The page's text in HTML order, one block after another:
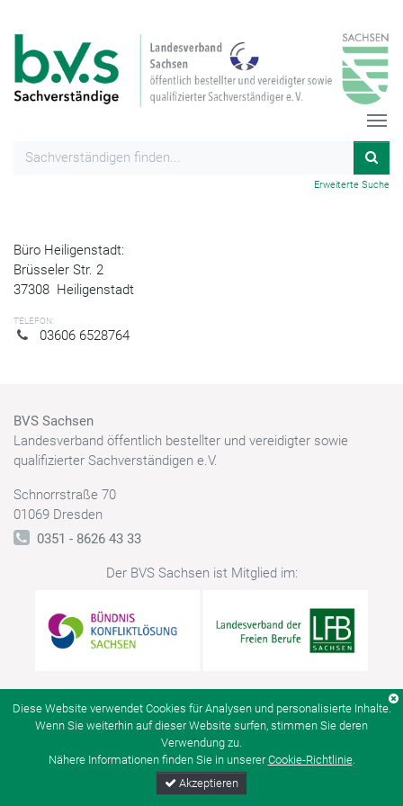
Erweiterte Suche
Büro Heiligenstadt:
Brüsseler Str. 2
37308 Heiligenstadt
TELEFON:
03606 6528764
BVS Sachsen
Landesverband öffentlich bestellter und vereidigter sowie
qualifizierter Sachverständigen e.V.
Schnorrstraße 70
01069 Dresden
0351 - 8626 43 33
Der BVS Sachsen ist Mitglied im:
© BVS Sachsen Kontakt Datenschutz Impressum
Diese Website verwendet Cookies für Analysen und personalisierte Inhalte.
Wenn Sie weiterhin auf dieser Website surfen, stimmen Sie deren
Verwendung zu.
Nähere Informationen finden Sie in unsererCookie-Richtlinie.
Akzeptieren